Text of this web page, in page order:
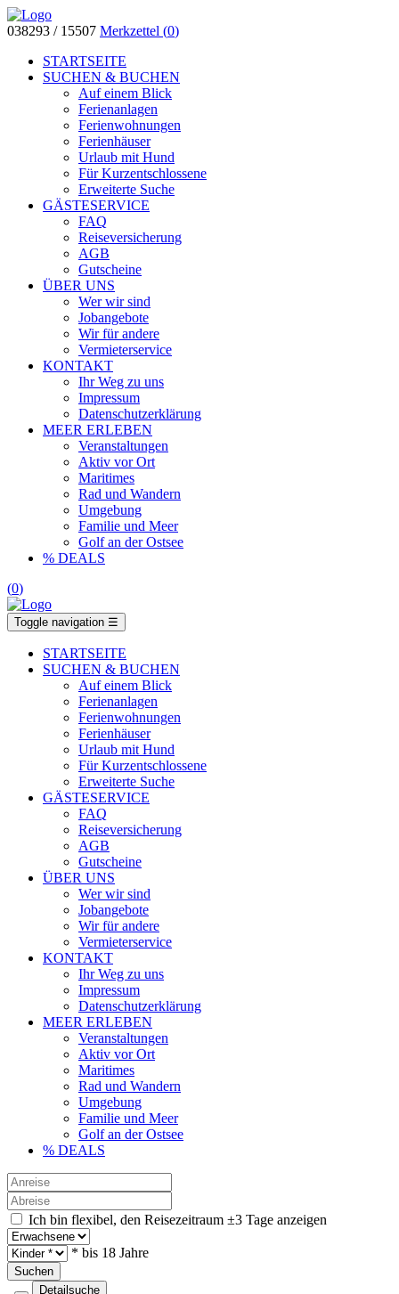
038293 / 15507 Merkzettel (0)
STARTSEITE
SUCHEN & BUCHEN
Auf einem Blick
Ferienanlagen
Ferienwohnungen
Ferienhäuser
Urlaub mit Hund
Für Kurzentschlossene
Erweiterte Suche
GÄSTESERVICE
FAQ
Reiseversicherung
AGB
Gutscheine
ÜBER UNS
Wer wir sind
Jobangebote
Wir für andere
Vermieterservice
KONTAKT
Ihr Weg zu uns
Impressum
Datenschutzerklärung
MEER ERLEBEN
Veranstaltungen
Aktiv vor Ort
Maritimes
Rad und Wandern
Umgebung
Familie und Meer
Golf an der Ostsee
% DEALS
(0)
Toggle navigation ☰
STARTSEITE
SUCHEN & BUCHEN
Auf einem Blick
Ferienanlagen
Ferienwohnungen
Ferienhäuser
Urlaub mit Hund
Für Kurzentschlossene
Erweiterte Suche
GÄSTESERVICE
FAQ
Reiseversicherung
AGB
Gutscheine
ÜBER UNS
Wer wir sind
Jobangebote
Wir für andere
Vermieterservice
KONTAKT
Ihr Weg zu uns
Impressum
Datenschutzerklärung
MEER ERLEBEN
Veranstaltungen
Aktiv vor Ort
Maritimes
Rad und Wandern
Umgebung
Familie und Meer
Golf an der Ostsee
% DEALS
Ich bin flexibel, den Reisezeitraum ±3 Tage anzeigen
* bis 18 Jahre
Suchen
Detailsuche